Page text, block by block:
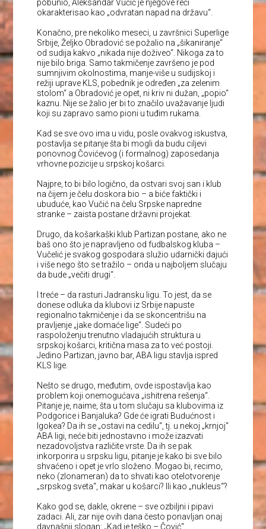
pobunio, Aleksandar Vučić je njegove reči
okarakterisao kao „odvratan napad na državu“.
Konačno, pre nekoliko meseci, u završnici Superlige
Srbije, Željko Obradović se požalio na „šikaniranje“
od sudija kakvo „nikada nije doživeo“. Nikoga za to
nije bilo briga. Samo takmičenje završeno je pod
sumnjivim okolnostima, manje-više u sudijskoj i
režiji uprave KLS, pobednik je određen „za zelenim
stolom“ a Obradović je opet, ni kriv ni dužan, „popio“
kaznu. Nije se žalio jer bi to značilo uvažavanje ljudi
koji su zapravo samo pioni u tuđim rukama.
Kad se sve ovo ima u vidu, posle ovakvog iskustva,
postavlja se pitanje šta bi mogli da budu ciljevi
ponovnog Čovićevog (i formalnog) zaposedanja
vrhovne pozicije u srpskoj košarci.
Najpre, to bi bilo logično, da ostvari svoj san i klub
na čijem je čelu doskora bio – a biće faktički i
ubuduće, kao Vučić na čelu Srpske napredne
stranke – zaista postane državni projekat.
Drugo, da košarkaški klub Partizan postane, ako ne
baš ono što je napravljeno od fudbalskog kluba –
Vučelić je svakog gospodara služio udarnički dajući
i više nego što se tražilo – onda u najboljem slučaju
da bude „večiti drugi“.
I treće – da rasturi Jadransku ligu. To jest, da se
donese odluka da klubovi iz Srbije napuste
regionalno takmičenje i da se skoncentrišu na
pravljenje „jake domaće lige“. Sudeći po
raspoloženju trenutno vladajućih struktura u
srpskoj košarci, kritična masa za to već postoji.
Jedino Partizan, javno bar, ABA ligu stavlja ispred
KLS lige.
Nešto se drugo, međutim, ovde ispostavlja kao
problem koji onemogućava „ishitrena rešenja“.
Pitanje je, naime, šta u tom slučaju sa klubovima iz
Podgorice i Banjaluka? Gde će igrati Budućnost i
Igokea? Da ih se „ostavi na cedilu“, tj. u nekoj „krnjoj“
ABA ligi, neće biti jednostavno i može izazvati
nezadovoljstva različite vrste. Da ih se pak
inkorporira u srpsku ligu, pitanje je kako bi sve bilo
shvaćeno i opet je vrlo složeno. Mogao bi, recimo,
neko (zlonameran) da to shvati kao otelotvorenje
„srpskog sveta“, makar u košarci? Ili kao „nukleus“?
Kako god se, dakle, okrene – sve ozbiljni i pipavi
zadaci. Ali, zar nije ovih dana često ponavljan onaj
davnašnji slogan: „Kad je teško – Čović“.